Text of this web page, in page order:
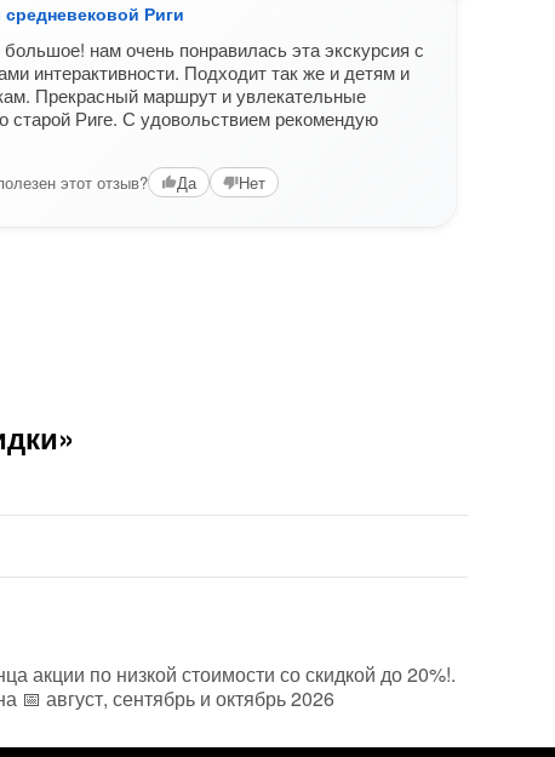
Риги
нам очень понравилась эта экскурсия с
интерактивности. Подходит так же и детям и
Прекрасный маршрут и увлекательные
старой Риге. С удовольствием рекомендую
этот отзыв? Да Нет
акции по низкой стоимости со скидкой до 20%!.
📅 август, сентябрь и октябрь 2026